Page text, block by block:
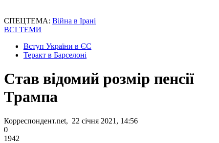
СПЕЦТЕМА: Війна в Ірані
ВСІ ТЕМИ
Вступ України в ЄС
Теракт в Барселоні
Став відомий розмір пенсії
Трампа
Корреспондент.net, 22 січня 2021, 14:56
0
1942